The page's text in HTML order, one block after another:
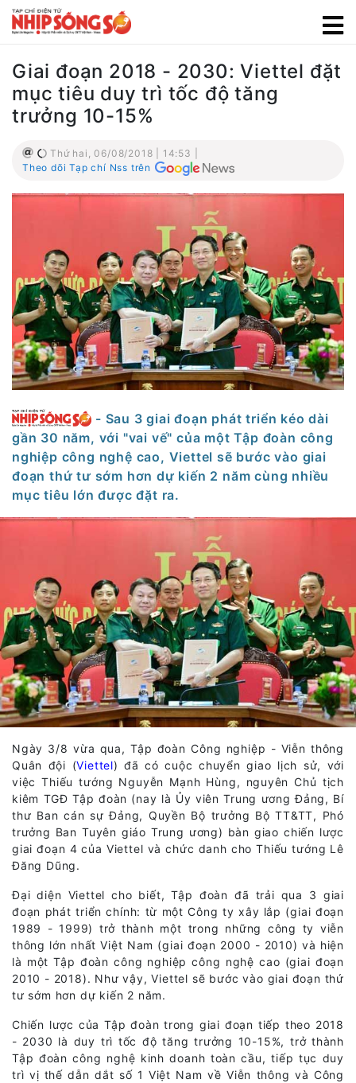
Giai đoạn 2018 - 2030: Viettel đặt
mục tiêu duy trì tốc độ tăng
trưởng 10-15%
Thứ hai, 06/08/2018 | 14:53 |
Theo dõi Tạp chí Nss trên
- Sau 3 giai đoạn phát triển kéo dài
gần 30 năm, với "vai vế" của một Tập đoàn công
nghiệp công nghệ cao, Viettel sẽ bước vào giai
đoạn thứ tư sớm hơn dự kiến 2 năm cùng nhiều
mục tiêu lớn được đặt ra.
Ngày 3/8 vừa qua, Tập đoàn Công nghiệp - Viễn thông
Quân đội (Viettel) đã có cuộc chuyển giao lịch sử, với
việc Thiếu tướng Nguyễn Mạnh Hùng, nguyên Chủ tịch
kiêm TGĐ Tập đoàn (nay là Ủy viên Trung ương Đảng, Bí
thư Ban cán sự Đảng, Quyền Bộ trưởng Bộ TT&TT, Phó
trưởng Ban Tuyên giáo Trung ương) bàn giao chiến lược
giai đoạn 4 của Viettel và chức danh cho Thiếu tướng Lê
Đăng Dũng.
Đại diện Viettel cho biết, Tập đoàn đã trải qua 3 giai
đoạn phát triển chính: từ một Công ty xây lắp (giai đoạn
1989 - 1999) trở thành một trong những công ty viễn
thông lớn nhất Việt Nam (giai đoạn 2000 - 2010) và hiện
là một Tập đoàn công nghiệp công nghệ cao (giai đoạn
2010 - 2018). Như vậy, Viettel sẽ bước vào giai đoạn thứ
tư sớm hơn dự kiến 2 năm.
Chiến lược của Tập đoàn trong giai đoạn tiếp theo 2018
- 2030 là duy trì tốc độ tăng trưởng 10-15%, trở thành
Tập đoàn công nghệ kinh doanh toàn cầu, tiếp tục duy
trì vị thế dẫn dắt số 1 Việt Nam về Viễn thông và Công